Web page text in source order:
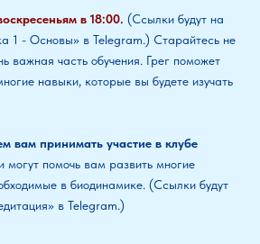
в 18:00. (Ссылки будут на
1 - Основы» в Telegram.) Старайтесь не
важная часть обучения. Грег поможет
навыки, которые вы будете изучать
вам принимать участие в клубе
могут помочь вам развить многие
в биодинамике. (Ссылки будут
в Telegram.)